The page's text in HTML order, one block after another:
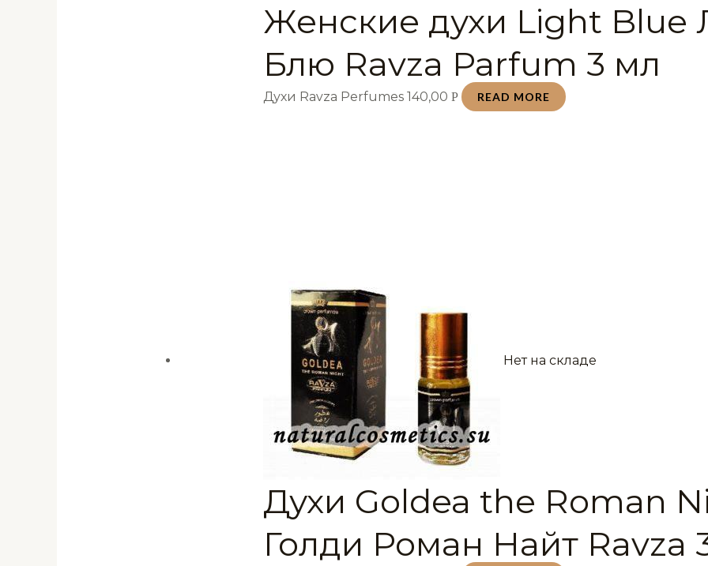
Женские духи Light Blue
Блю Ravza Parfum 3 мл
Духи Ravza Perfumes140,00Р READ MORE
Нет на складе
Духи Goldea the Roman
Голди Роман Найт Ravza